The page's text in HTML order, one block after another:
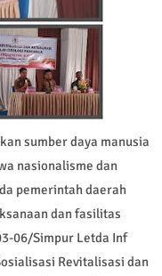
sumber daya manusia
nasionalisme dan
pemerintah daerah
dan fasilitas
06/Simpur Letda Inf
Revitalisasi dan